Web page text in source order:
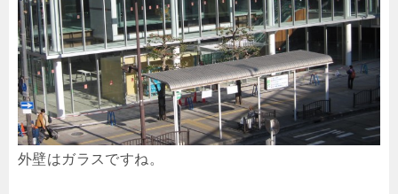
外壁はガラスですね。